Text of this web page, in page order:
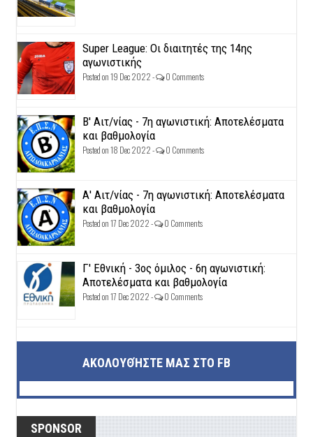
Super League: Οι διαιτητές της 14ης
αγωνιστικής
Posted on 19 Dec 2022 - 0 Comments
Β' Αιτ/νίας - 7η αγωνιστική: Αποτελέσματα
και βαθμολογία
Posted on 18 Dec 2022 - 0 Comments
Α' Αιτ/νίας - 7η αγωνιστική: Αποτελέσματα
και βαθμολογία
Posted on 17 Dec 2022 - 0 Comments
Γ' Εθνική - 3ος όμιλος - 6η αγωνιστική:
Αποτελέσματα και βαθμολογία
Posted on 17 Dec 2022 - 0 Comments
ΑΚΟΛΟΥΘΉΣΤΕ ΜΑΣ ΣΤΟ FB
SPONSOR